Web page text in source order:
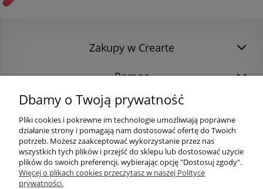
Zakupy w Crearte
Pomoc
Dbamy o Twoją prywatność
Pliki cookies i pokrewne im technologie umożliwiają poprawne
działanie strony i pomagają nam dostosować ofertę do Twoich
potrzeb. Możesz zaakceptować wykorzystanie przez nas
wszystkich tych plików i przejść do sklepu lub dostosować użycie
plików do swoich preferencji, wybierając opcję "Dostosuj zgody".
Więcej o plikach cookies przeczytasz w naszej Polityce
prywatności.